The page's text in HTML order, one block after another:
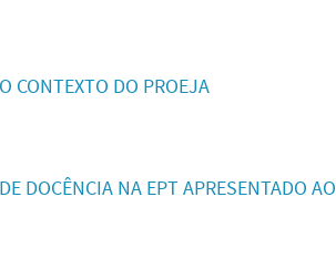
CONTEXTO DO PROEJA
DOCÊNCIA NA EPT APRESENTADO AO